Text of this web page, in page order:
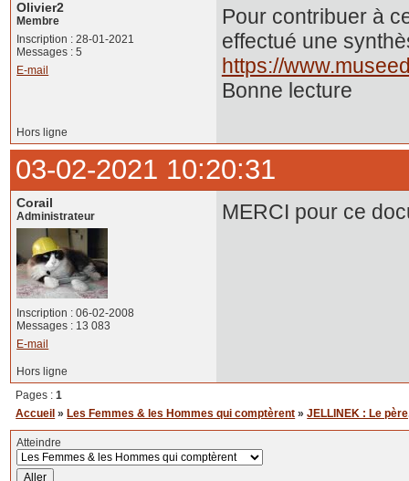
Olivier2
Membre
Inscription : 28-01-2021
Messages : 5
E-mail
Pour contribuer à
effectué une
https://
Bonne lecture
Hors ligne
03-02-2021 10:20:31
Corail
Administrateur
Inscription : 06-02-2008
Messages : 13 083
E-mail
MERCI pour ce
Hors ligne
Pages :1
Accueil » Les Femmes & les Hommes qui comptèrent »JELLINEK : Le
Atteindre